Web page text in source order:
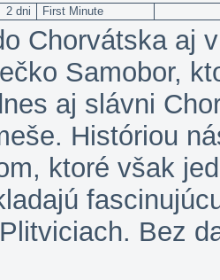
2 dni First Minute
Chorvátska aj
Samobor,
aj slávni
Históriou
ktoré však
Bez